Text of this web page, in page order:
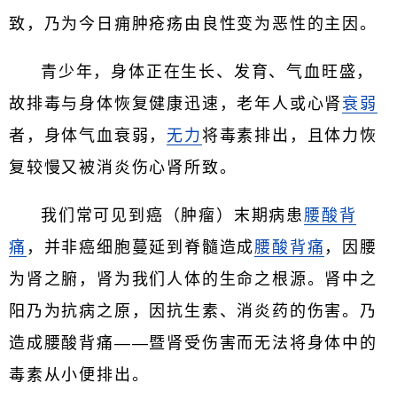
致，乃为今日痈肿疮疡由良性变为恶性的主因。
青少年，身体正在生长、发育、气血旺盛，
故排毒与身体恢复健康迅速，老年人或心肾衰弱
者，身体气血衰弱， 无力将毒素排出，且体力恢
复较慢又被消炎伤心肾所致。
我们常可见到癌（肿瘤）末期病患腰酸背
痛 ，并非癌细胞蔓延到脊髓造成腰酸 背痛 ，因腰
为肾之腑，肾为我们人体的生命之根源。肾中之
阳乃为抗病之原，因抗生素、消炎药的伤害。乃
造成腰酸背痛——暨肾受伤害而无法将身体中的
毒素从小便排出。